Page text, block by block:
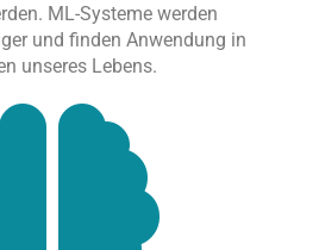
ML-Systeme werden
und finden Anwendung in
unseres Lebens.